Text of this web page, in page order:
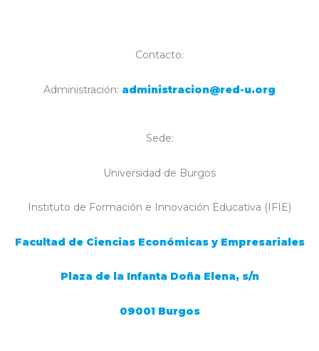
Contacto:
Administración: administracion@red-u.org
Sede:
Universidad de Burgos
Instituto de Formación e Innovación Educativa (IFIE)
Facultad de Ciencias Económicas y Empresariales
Plaza de la Infanta Doña Elena, s/n
09001 Burgos